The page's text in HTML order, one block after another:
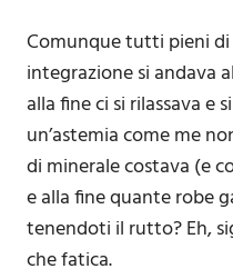
Comunque tutti pieni
integrazione si andava
alla fine ci si rilassava e
un’astemia come me
di minerale costava (e
e alla fine quante robe
tenendoti il rutto? Eh,
che fatica.